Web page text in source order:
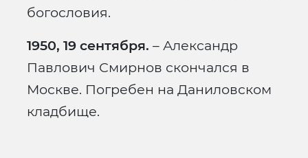
богословия.
1950, 19 сентября. – Александр
Павлович Смирнов скончался в
Москве. Погребен на Даниловском
кладбище.